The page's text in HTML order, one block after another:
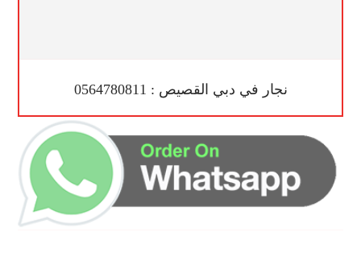
نجار في دبي القصيص : 0564780811